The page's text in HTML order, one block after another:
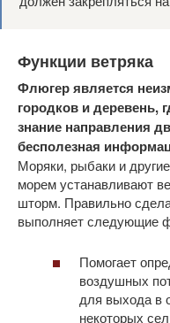
Функции ветряка
Флюгер является
городков и деревень,
знание направления
бесполезная
Моряки, рыбаки и
морем устанавливают
шторм. Правильно
выполняет следующие
Помогает
воздушных
для выхода в
некоторых